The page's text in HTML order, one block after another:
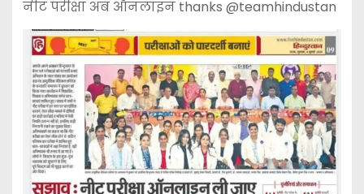
नीट परीक्षा अब ऑनलाइन thanks @teamhindustan